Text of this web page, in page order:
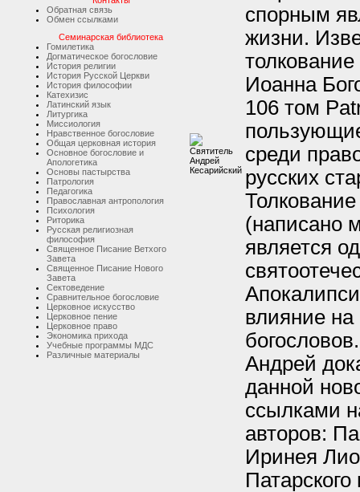
Обратная связь
Обмен ссылками
Семинарская библиотека
Гомилетика
Догматическое богословие
История религии
История Русской Церкви
История философии
Катехизис
Латинский язык
Литургика
Миссиология
Нравственное богословие
Общая церковная история
Основное богословие и
Апологетика
Основы пастырства
Патрология
Педагогика
Православная антропология
Психология
Риторика
Русская религиозная
философия
Священное Писание Ветхого
Завета
Священное Писание Нового
Завета
Сектоведение
Сравнительное богословие
Церковное искусство
Церковное пение
Церковное право
Экономика прихода
Учебные программы МДС
Различные материалы
спорным
жизни.
Иоанна
106 том
среди
русских
(написано
является
влияние
Андрей
данной
ссылками
авторов:
Иринея